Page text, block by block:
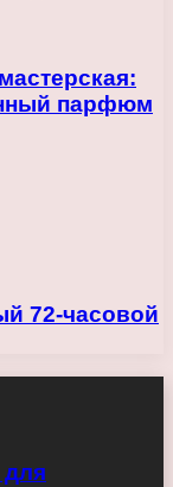
парфюм
72-часовой
для